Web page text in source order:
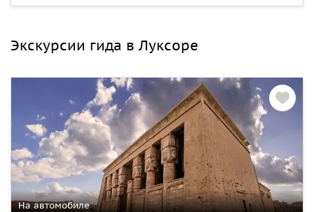
Экскурсии гида в Луксоре
На автомобиле